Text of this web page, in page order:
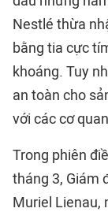
Nestlé thừa
bằng tia cực
khoáng. Tuy
an toàn cho
với các cơ
Trong phiên
tháng 3, Giám
Muriel Lienau,